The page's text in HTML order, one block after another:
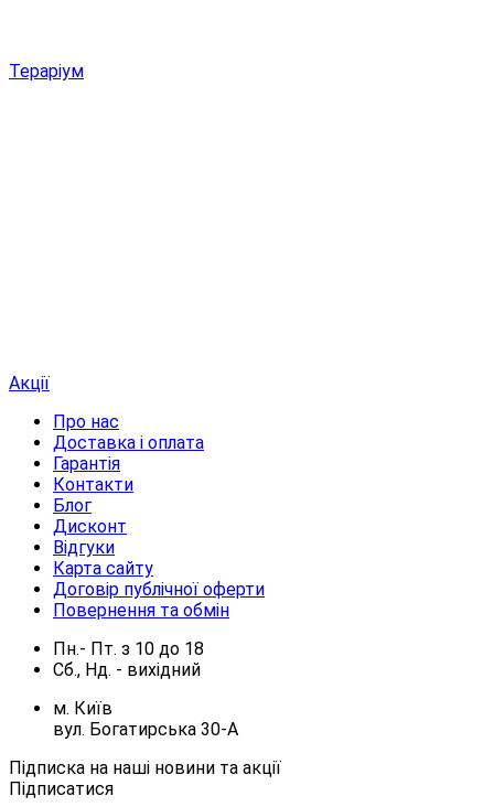
Тераріум
Акції
Про нас
Доставка і оплата
Гарантія
Контакти
Блог
Дисконт
Відгуки
Карта сайту
Договір публічної оферти
Повернення та обмін
Пн.- Пт. з 10 до 18
Сб., Нд. - вихідний
м. Київ
вул. Богатирська 30-А
Підписка на наші новини та акції
Підписатися